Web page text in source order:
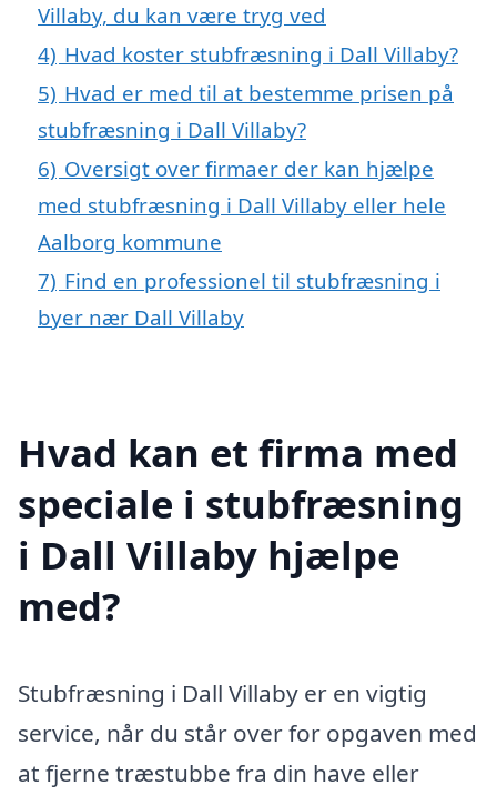
Villaby, du kan være tryg ved
4) Hvad koster stubfræsning i Dall Villaby?
5) Hvad er med til at bestemme prisen på
stubfræsning i Dall Villaby?
6) Oversigt over firmaer der kan hjælpe
med stubfræsning i Dall Villaby eller hele
Aalborg kommune
7) Find en professionel til stubfræsning i
byer nær Dall Villaby
Hvad kan et firma med
speciale i stubfræsning
i Dall Villaby hjælpe
med?
Stubfræsning i Dall Villaby er en vigtig
service, når du står over for opgaven med
at fjerne træstubbe fra din have eller